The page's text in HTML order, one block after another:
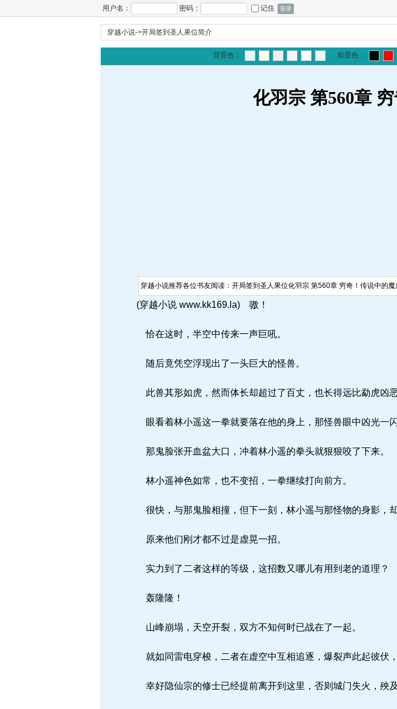
用户名： 密码： 记住
穿越小说->开局签到圣人果位简介
背景色： 前景色：
化羽宗 第560章
穿越小说推荐各位书友阅读：开局签到圣人果位化羽宗 第560章 穷奇！传说中的魔
(穿越小说 www.kk169.la) 嗷！
恰在这时，半空中传来一声巨吼。
随后竟凭空浮现出了一头巨大的怪兽。
此兽其形如虎，然而体长却超过了百丈，也长得远比勐虎凶
眼看着林小遥这一拳就要落在他的身上，那怪兽眼中凶光一
那鬼脸张开血盆大口，冲着林小遥的拳头就狠狠咬了下来。
林小遥神色如常，也不变招，一拳继续打向前方。
很快，与那鬼脸相撞，但下一刻，林小遥与那怪物的身影，
原来他们刚才都不过是虚晃一招。
实力到了二者这样的等级，这招数又哪儿有用到老的道理？
轰隆隆！
山峰崩塌，天空开裂，双方不知何时已战在了一起。
就如同雷电穿梭，二者在虚空中互相追逐，爆裂声此起彼伏
幸好隐仙宗的修士已经提前离开到这里，否则城门失火，殃